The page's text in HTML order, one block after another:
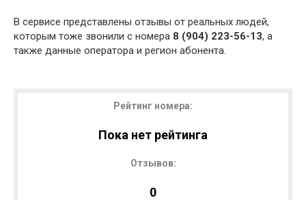
В сервисе представлены отзывы от реальных людей,
которым тоже звонили с номера 8 (904) 223-56-13, а
также данные оператора и регион абонента.
Рейтинг номера:
Пока нет рейтинга
Отзывов:
0